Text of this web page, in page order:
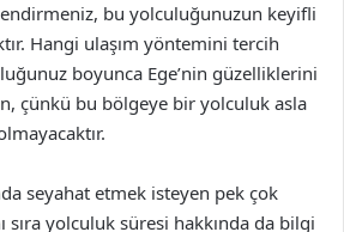
bu yolculuğunuzun keyifli
Hangi ulaşım yöntemini tercih
boyunca Ege’nin güzelliklerini
çünkü bu bölgeye bir yolculuk asla
seyahat etmek isteyen pek çok
sıra yolculuk süresi hakkında da bilgi